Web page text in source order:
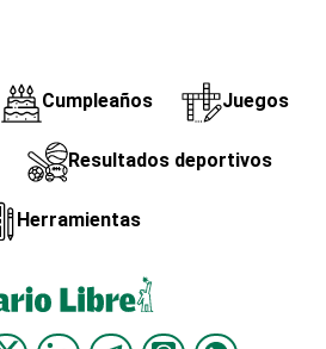
Cumpleaños Juegos
Resultados deportivos
Herramientas